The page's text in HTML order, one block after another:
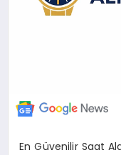
En Güvenilir Saat